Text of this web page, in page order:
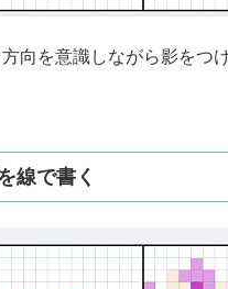
向を意識しながら影をつ
線で書く